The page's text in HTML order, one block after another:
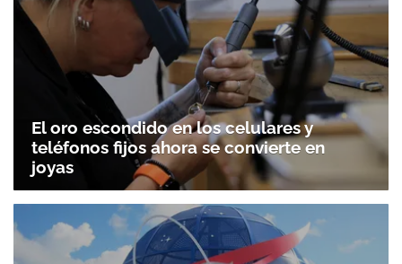
El oro escondido en los celulares y
teléfonos fijos ahora se convierte en
joyas